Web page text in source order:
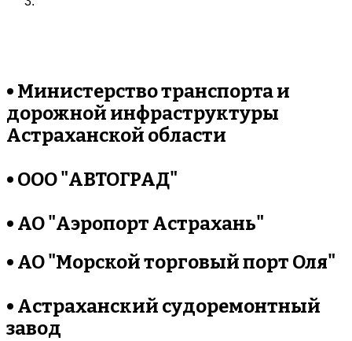
• Министерство транспорта и
дорожной инфраструктуры
Астраханской области
• ООО "АВТОГРАД"
• АО "Аэропорт Астрахань"
• АО "Морской торговый порт Оля"
• Астраханский судоремонтный
завод